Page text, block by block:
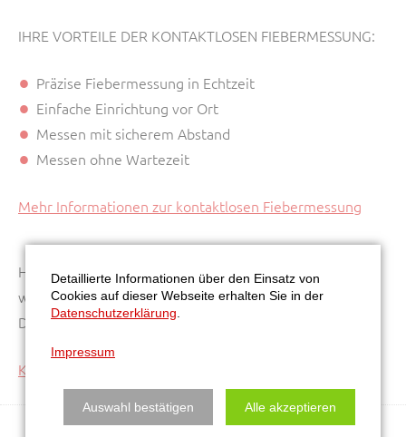
IHRE VORTEILE DER KONTAKTLOSEN FIEBERMESSUNG:
Präzise Fiebermessung in Echtzeit
Einfache Einrichtung vor Ort
Messen mit sicherem Abstand
Messen ohne Wartezeit
Mehr Informationen zur kontaktlosen Fiebermessung
Hier ist ein YouTube-Video eingebunden. Dieser Inhalt
wird aufgrund Ihrer fehlenden Zustimmung zu
Drittanbieter-Inhalten nicht angezeigt.
Klicken Sie hier um Ihre Einstellungen zu bearbeiten.
Detaillierte Informationen über den Einsatz von
Cookies auf dieser Webseite erhalten Sie in der
Datenschutzerklärung.
Impressum
Auswahl bestätigen Alle akzeptieren